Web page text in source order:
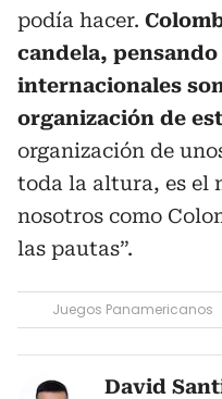
podía hacer.
candela,
internacionales
organización de
organización de
toda la altura, es el
nosotros como
las pautas”.
Juegos Panamericanos
David